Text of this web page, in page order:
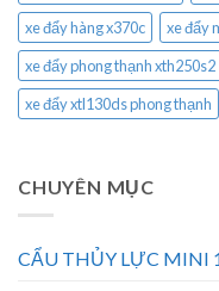
xe đẩy hàng x370c
xe đẩy
xe đẩy phong thạnh xth250s2
xe đẩy xtl130ds phong thạnh
CHUYÊN MỤC
CẨU THỦY LỰC MINI